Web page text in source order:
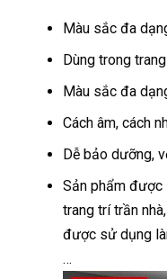
Màu sắc đa
Dùng trong
Màu sắc đa
Cách âm, cách
Dễ bảo dưỡng,
Sản phẩm
trang trí trần
được sử dụng
…